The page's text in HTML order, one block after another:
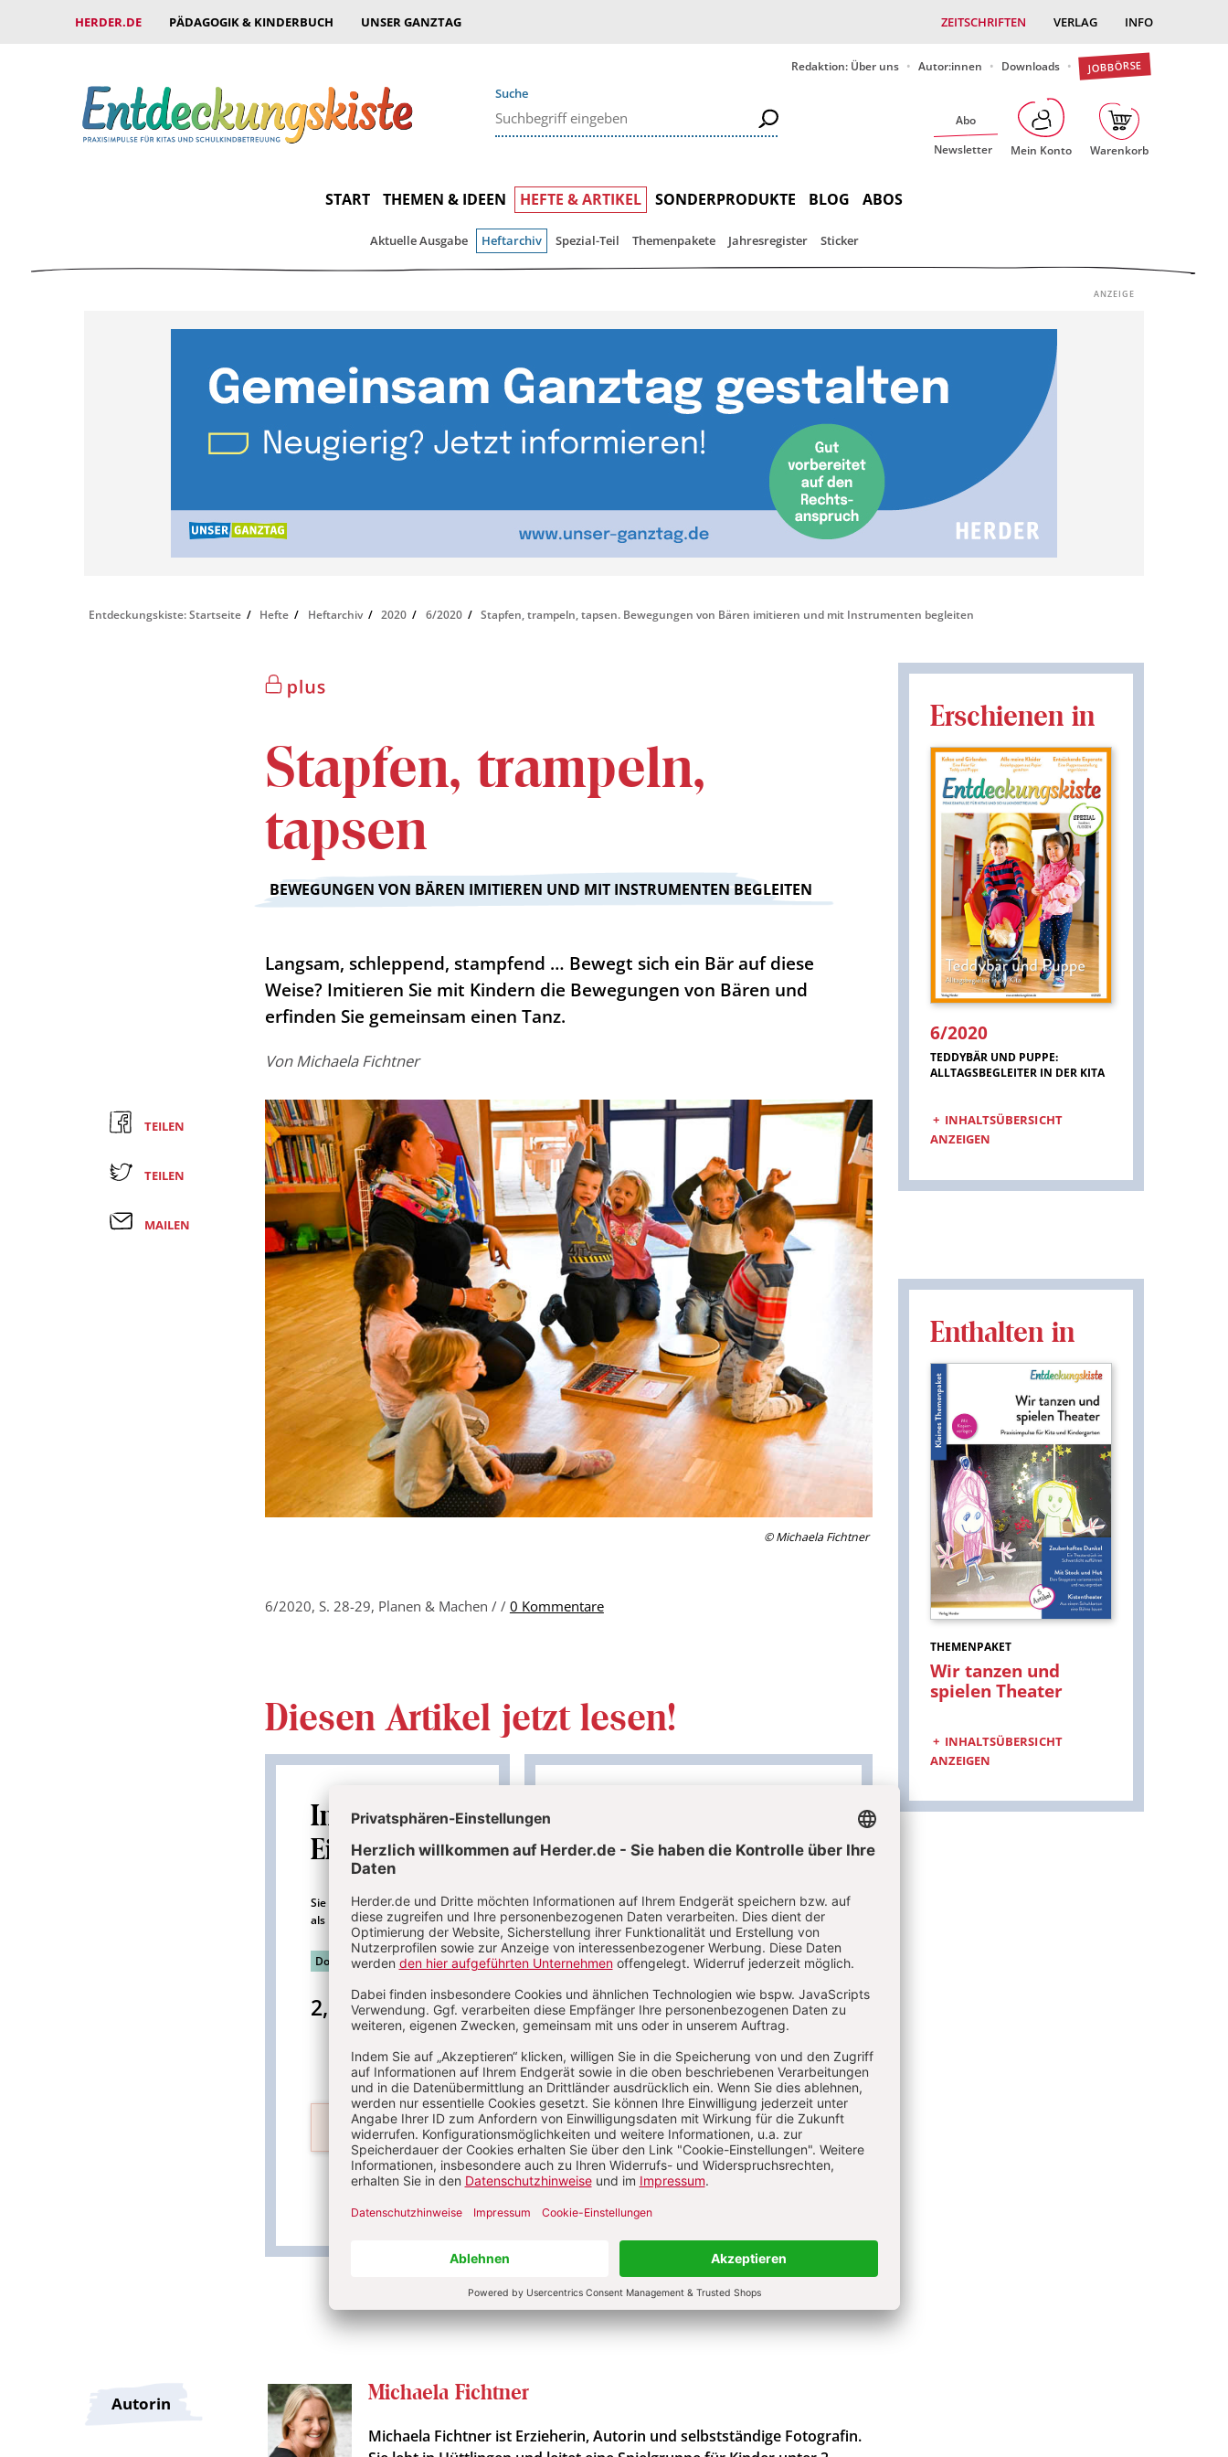
HERDER.DE PÄDAGOGIK & KINDERBUCH UNSER GANZTAG ZEITSCHRIFTEN VERLAG INFO
Redaktion: Über uns Autor:innen Downloads JOBBÖRSE
Suche
Abo
Newsletter
Mein Konto Warenkorb
START THEMEN & IDEEN HEFTE & ARTIKEL SONDERPRODUKTE BLOG ABOS
Aktuelle Ausgabe Heftarchiv Spezial-Teil Themenpakete Jahresregister Sticker
Entdeckungskiste: Startseite Hefte Heftarchiv 2020 6/2020 Stapfen, trampeln, tapsen. Bewegungen von Bären imitieren und mit Instrumenten begleiten
Stapfen, trampeln,
tapsen
:
BEWEGUNGEN VON BÄREN IMITIEREN UND MIT INSTRUMENTEN BEGLEITEN
Langsam, schleppend, stampfend … Bewegt sich ein Bär auf diese
Weise? Imitieren Sie mit Kindern die Bewegungen von Bären und
erfinden Sie gemeinsam einen Tanz.
VonMichaela Fichtner
© Michaela Fichtner
6/2020, S. 28-29, Planen & Machen / / 0 Kommentare
Diesen Artikel jetzt lesen!
Im
Einzelkauf
Sie erhalten diesen Artikel
als PDF-Datei.
Download sofort verfügbar
2,95 €inkl. MwSt
PDF bestellen
1 Heft + 1 Heft digital 0,00 €
danach86,80 € für 6 Ausgaben pro Jahr
+ Digitalzugang
inkl. MwSt., zzgl. 10,80 € Versand (D)
Im Abo Im Digital-Abo
Abo testen
Sie haben ein Abonnement?Anmelden
TEILEN
TEILEN
MAILEN
Überschrift
Autorin Michaela Fichtner
Michaela Fichtner ist Erzieherin, Autorin und selbstständige Fotografin.
Erschienen in
6/2020
:
TEDDYBÄR UND PUPPE:
ALLTAGSBEGLEITER IN DER KITA
INHALTSÜBERSICHT
ANZEIGEN
Enthalten in
THEMENPAKET
:Wir tanzen und
spielen Theater
INHALTSÜBERSICHT
ANZEIGEN